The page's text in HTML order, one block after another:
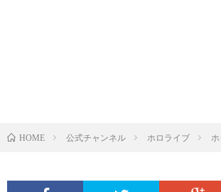
HOME 公式チャンネル ホロライブ